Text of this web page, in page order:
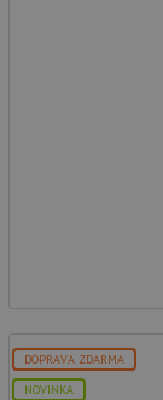
DOPRAVA ZDARMA
NOVINKA